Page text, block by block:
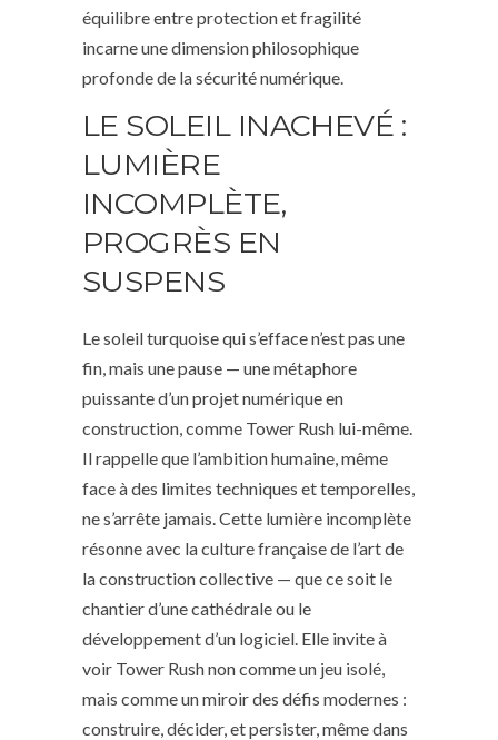
équilibre entre protection et fragilité
incarne une dimension philosophique
profonde de la sécurité numérique.
LE SOLEIL INACHEVÉ :
LUMIÈRE
INCOMPLÈTE,
PROGRÈS EN
SUSPENS
Le soleil turquoise qui s’efface n’est pas une
fin, mais une pause — une métaphore
puissante d’un projet numérique en
construction, comme Tower Rush lui-même.
Il rappelle que l’ambition humaine, même
face à des limites techniques et temporelles,
ne s’arrête jamais. Cette lumière incomplète
résonne avec la culture française de l’art de
la construction collective — que ce soit le
chantier d’une cathédrale ou le
développement d’un logiciel. Elle invite à
voir Tower Rush non comme un jeu isolé,
mais comme un miroir des défis modernes :
construire, décider, et persister, même dans